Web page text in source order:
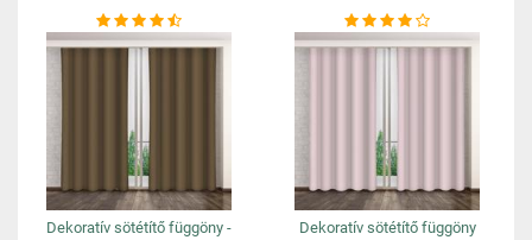
Dekoratív sötétítő függöny -
Dekoratív sötétítő függöny